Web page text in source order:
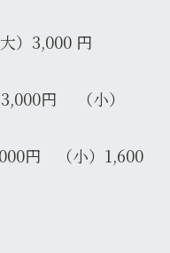
）3,000 円
円 （小）
円 （小）1,600